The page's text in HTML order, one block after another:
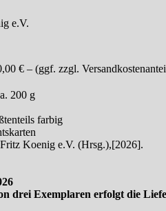
e.V.
€ – (ggf. zzgl.
200 g
farbig
Koenig e.V. (Hrsg.),[2026].
drei Exemplaren erfolgt die